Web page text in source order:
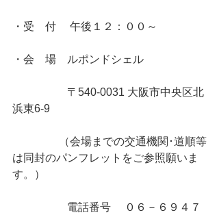
・受　付　 午後１２：００～
・会　場    ルポンドシェル
浜東6-9
は同封のパンフレットをご参照願いま
す。）